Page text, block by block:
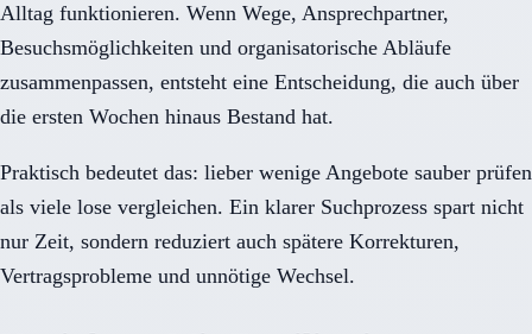
Alltag funktionieren. Wenn Wege, Ansprechpartner,
Besuchsmöglichkeiten und organisatorische Abläufe
zusammenpassen, entsteht eine Entscheidung, die auch über
die ersten Wochen hinaus Bestand hat.
Praktisch bedeutet das: lieber wenige Angebote sauber prüfen
als viele lose vergleichen. Ein klarer Suchprozess spart nicht
nur Zeit, sondern reduziert auch spätere Korrekturen,
Vertragsprobleme und unnötige Wechsel.